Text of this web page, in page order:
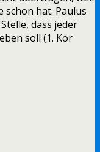
schon hat. Paulus
dass jeder
soll (1. Kor